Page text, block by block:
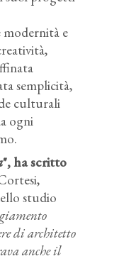
modernità e
semplicità,
culturali
ogni
", ha scritto
studio
di architetto
anche il